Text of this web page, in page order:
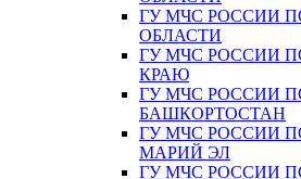
ГУ МЧС РОССИИ
ОБЛАСТИ
ГУ МЧС РОССИИ
КРАЮ
ГУ МЧС РОССИИ
БАШКОРТОСТАН
ГУ МЧС РОССИИ
МАРИЙ ЭЛ
ГУ МЧС РОССИИ